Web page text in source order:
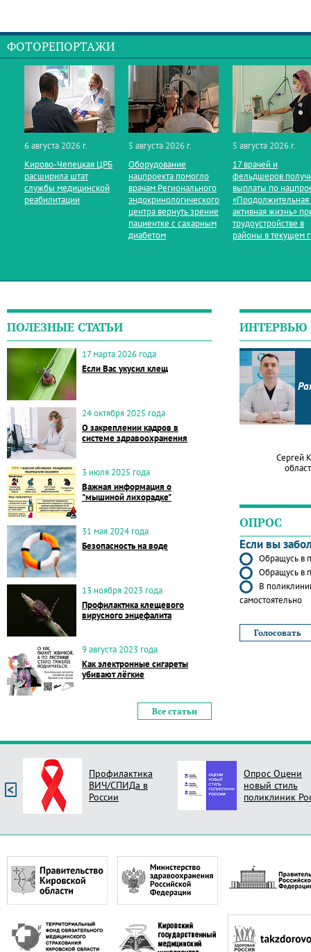
ФОТОРЕПОРТАЖИ
6 августа 2026 г.
Кирово‑Чепецкая ЦРБ
расширила штат
службы медицинской
реабилитации
5 августа 2026 г.
Оборудование
нацпроекта помогло
врачам Регионального
эндокринологического
центра вернуть зрение
пациентке с сахарным
диабетом
5 августа 2026 г.
17 врачей и
фельдшеров
выплаты по
«Продолжительная
активная жизнь»
трудоустройстве в
районы в текущем
ПОЛЕЗНЫЕ СТАТЬИ
17 марта 2026 года
Если Вас укусил клещ
24 октября 2025 года
О закреплении кадров в
системе здравоохранения
3 июля 2025 года
Важная информация о
"мышиной лихорадке"
31 мая 2024 года
Безопасность на воде
13 ноября 2023 года
Профилактика клещевого
вирусного энцефалита
9 августа 2023 года
Как электронные сигареты
убивают лёгкие
Все статьи
ИНТЕРВЬЮ
Сергей
ОПРОС
Если вы
Обращусь в
Обращусь в
В
самостоятельно
Профилактика
ВИЧ/СПИДа в
России
Опрос Оцени
новый стиль
поликлиник